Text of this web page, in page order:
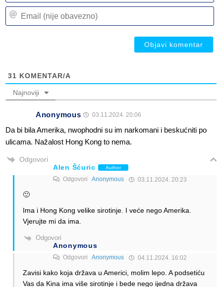
31 KOMENTAR/A
Najnoviji
Anonymous 03.11.2024. 20:06
Da bi bila Amerika, nwophodni su im narkomani i beskućniti po
ulicama. Nažalost Hong Kong to nema.
Odgovori
Alen Šćuric
Author
Odgovori Anonymous 03.11.2024. 20:23
🙂
Ima i Hong Kong velike sirotinje. I veće nego Amerika.
Vjerujte mi da ima.
Odgovori
Anonymous
Odgovori Anonymous 04.11.2024. 16:02
Zavisi kako koja država u Americi, molim lepo. A podsetiću
Vas da Kina ima više sirotinje i bede nego ijedna država